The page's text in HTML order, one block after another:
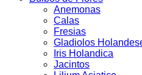
Anemonas
Calas
Fresias
Gladiolos
Iris Holandica
Jacintos